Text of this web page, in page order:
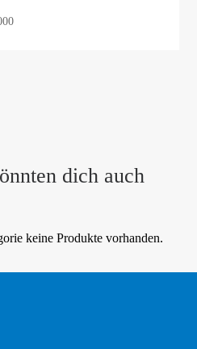
dich auch
keine Produkte vorhanden.